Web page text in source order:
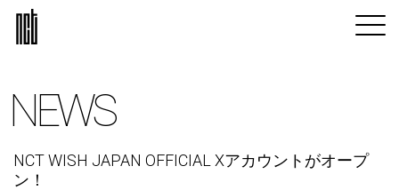
NEWS
NCT WISH JAPAN OFFICIAL Xアカウントがオープ
ン！